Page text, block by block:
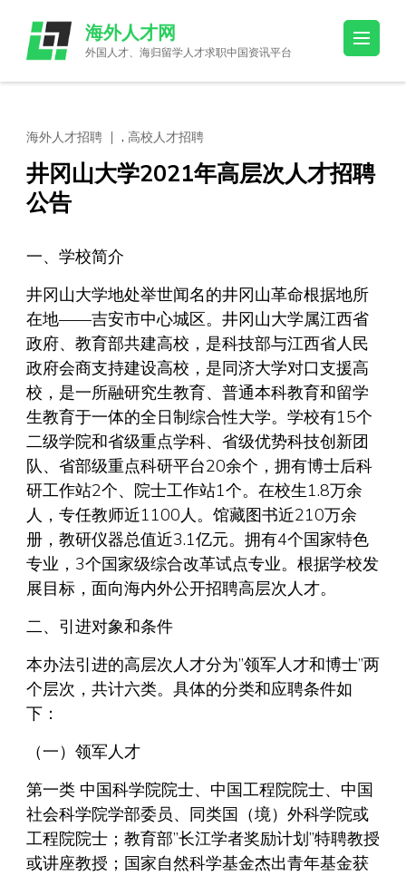
content
(Press
海外人才网
外国人才、海归留学人才求职中国资讯平台
海外人才招聘 , 高校人才招聘
井冈山大学2021年高层次人才招聘
公告
一、学校简介
井冈山大学地处举世闻名的井冈山革命根据地所
在地——吉安市中心城区。井冈山大学属江西省
政府、教育部共建高校，是科技部与江西省人民
政府会商支持建设高校，是同济大学对口支援高
校，是一所融研究生教育、普通本科教育和留学
生教育于一体的全日制综合性大学。学校有15个
二级学院和省级重点学科、省级优势科技创新团
队、省部级重点科研平台20余个，拥有博士后科
研工作站2个、院士工作站1个。在校生1.8万余
人，专任教师近1100人。馆藏图书近210万余
册，教研仪器总值近3.1亿元。拥有4个国家特色
专业，3个国家级综合改革试点专业。根据学校发
展目标，面向海内外公开招聘高层次人才。
二、引进对象和条件
本办法引进的高层次人才分为”领军人才和博士”两
个层次，共计六类。具体的分类和应聘条件如
下：
（一）领军人才
第一类 中国科学院院士、中国工程院院士、中国
社会科学院学部委员、同类国（境）外科学院或
工程院院士；教育部”长江学者奖励计划”特聘教授
或讲座教授；国家自然科学基金杰出青年基金获